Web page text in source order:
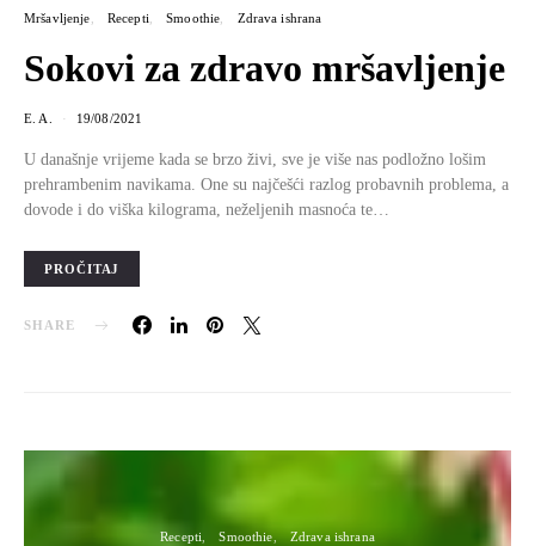
Mršavljenje Recepti Smoothie Zdrava ishrana
Sokovi za zdravo mršavljenje
E. A. 19/08/2021
U današnje vrijeme kada se brzo živi, sve je više nas podložno lošim
prehrambenim navikama. One su najčešći razlog probavnih problema, a
dovode i do viška kilograma, neželjenih masnoća te…
PROČITAJ
SHARE
Recepti Smoothie Zdrava ishrana